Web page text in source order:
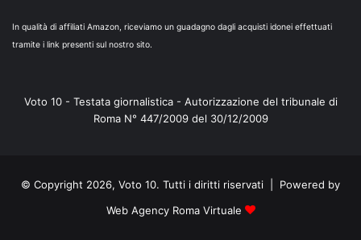
In qualità di affiliati Amazon, riceviamo un guadagno dagli acquisti idonei effettuati
tramite i link presenti sul nostro sito.
Voto 10 - Testata giornalistica - Autorizzazione del tribunale di
Roma N° 447/2009 del 30/12/2009
© Copyright 2026, Voto 10. Tutti i diritti riservati | Powered by
Web Agency Roma Virtuale